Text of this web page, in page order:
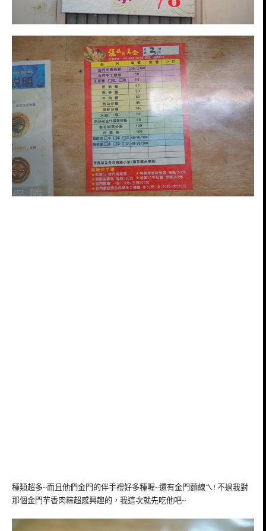
種類超多~而且他們金門的伴手禮好多種喔~還有金門麵線ㄟ! 不過我對
那個金門芋香肉粽超感興趣的，我這次就先吃他吧~